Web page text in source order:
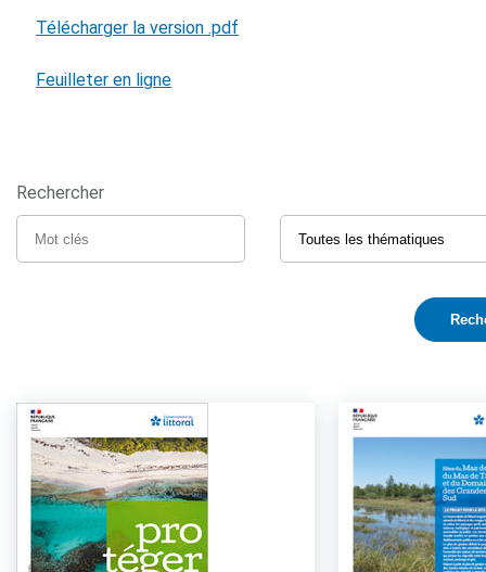
Télécharger la version .pdf
Feuilleter en ligne
Rechercher